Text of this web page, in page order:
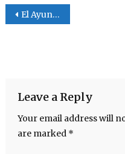
Post
El Ayuno Tercera Parte
Leave a Reply
Your email address will
are marked *